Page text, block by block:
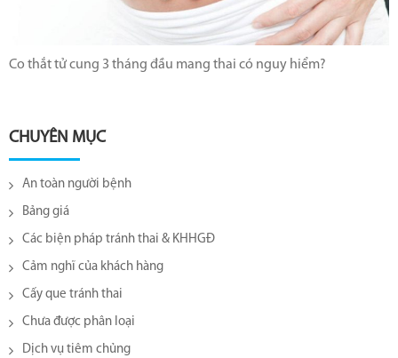
Co thắt tử cung 3 tháng đầu mang thai có nguy hiểm?
CHUYÊN MỤC
An toàn người bệnh
Bảng giá
Các biện pháp tránh thai & KHHGĐ
Cảm nghĩ của khách hàng
Cấy que tránh thai
Chưa được phân loại
Dịch vụ tiêm chủng